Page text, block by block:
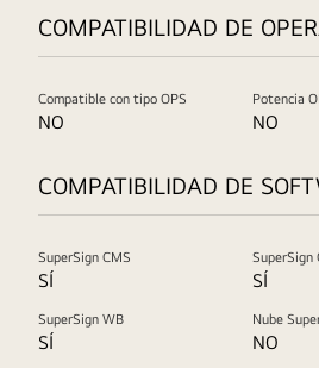
COMPATIBILIDAD DE
Compatible con tipo OPS
NO
Potencia
NO
COMPATIBILIDAD DE
SuperSign CMS
SÍ
SuperSign
SÍ
SuperSign WB
SÍ
Nube
NO